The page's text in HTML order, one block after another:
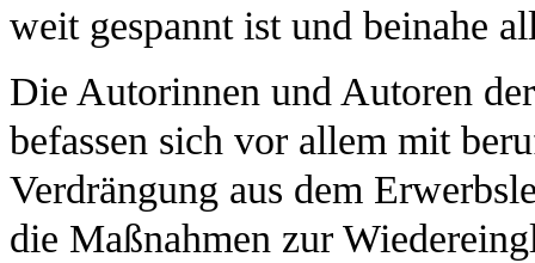
weit gespannt ist und beinahe
Die Autorinnen und Autoren
befassen sich vor allem mit
Verdrängung aus dem
die Maßnahmen zur